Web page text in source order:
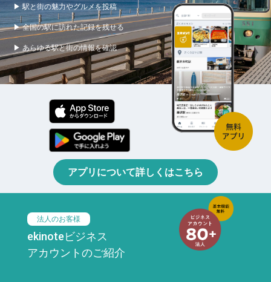
▶ 駅と街の魅力やグルメを投稿
▶ 全国の駅に訪れた記録を残せる
▶ あらゆる駅と街の情報を確認
アプリについて詳しくはこちら
法人のお客様
ekinoteビジネス
アカウントのご紹介